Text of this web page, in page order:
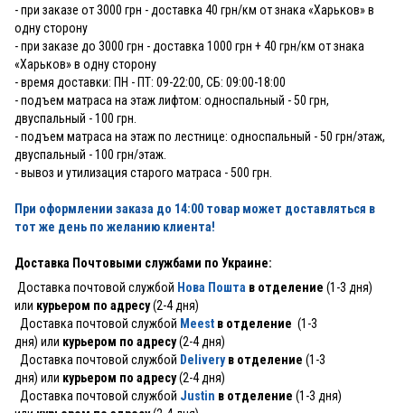
- при заказе от 3000 грн - доставка 40 грн/км от знака «Харьков» в
одну сторону
- при заказе до 3000 грн - доставка 1000 грн + 40 грн/км от знака
«Харьков» в одну сторону
- время доставки: ПН - ПТ: 09-22:00, СБ: 09:00-18:00
- подъем матраса на этаж лифтом: односпальный - 50 грн,
двуспальный - 100 грн.
- подъем матраса на этаж по лестнице: односпальный - 50 грн/этаж,
двуспальный - 100 грн/этаж.
- вывоз и утилизация старого матраса - 500 грн.
При оформлении заказа до 14:00 товар может доставляться в
тот же день по желанию клиента!
Доставка Почтовыми службами по Украине:
Доставка почтовой службой Нова Пошта в отделение (1-3 дня)
или курьером по адресу(2-4 дня)
Доставка почтовой службой Meest в отделение (1-3
дня) или курьером по адресу(2-4 дня)
Доставка почтовой службой Deliveryв отделение (1-3
дня) или курьером по адресу(2-4 дня)
Доставка почтовой службой Justin в отделение (1-3 дня)